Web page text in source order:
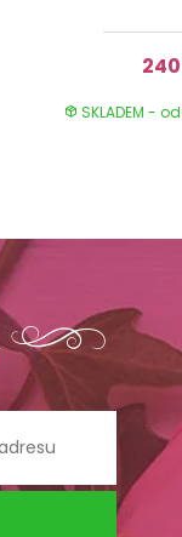
SKLADEM -